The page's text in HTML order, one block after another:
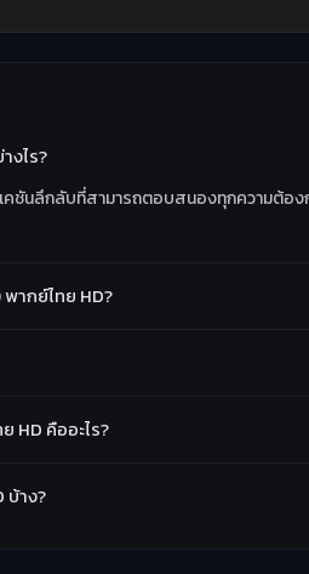
งไร?
คชันลึกลับที่สามารถตอบสนองทุกความต้
ากย์ไทย HD?
HD คืออะไร?
บ้าง?